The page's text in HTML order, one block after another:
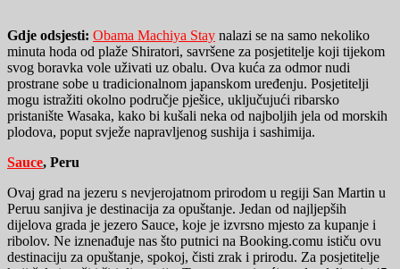
Gdje odsjesti: Obama Machiya Stay nalazi se na samo nekoliko
minuta hoda od plaže Shiratori, savršene za posjetitelje koji tijekom
svog boravka vole uživati uz obalu. Ova kuća za odmor nudi
prostrane sobe u tradicionalnom japanskom uređenju. Posjetitelji
mogu istražiti okolno područje pješice, uključujući ribarsko
pristanište Wasaka, kako bi kušali neka od najboljih jela od morskih
plodova, poput svježe napravljenog sushija i sashimija.
Sauce, Peru
Ovaj grad na jezeru s nevjerojatnom prirodom u regiji San Martin u
Peruu sanjiva je destinacija za opuštanje. Jedan od najljepših
dijelova grada je jezero Sauce, koje je izvrsno mjesto za kupanje i
ribolov. Ne iznenađuje nas što putnici na Booking.comu ističu ovu
destinaciju za opuštanje, spokoj, čisti zrak i prirodu. Za posjetitelje